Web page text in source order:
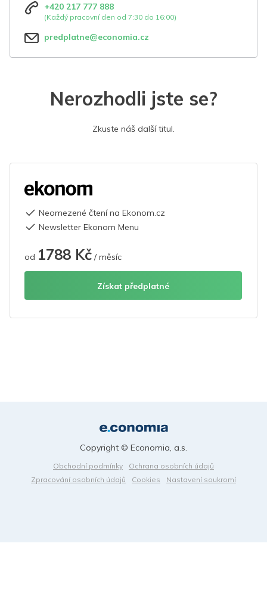
+420 217 777 888
(Každý pracovní den od 7:30 do 16:00)
predplatne@economia.cz
Nerozhodli jste se?
Zkuste náš další titul.
Neomezené čtení na Ekonom.cz
Newsletter Ekonom Menu
od 1788 Kč / měsíc
Získat předplatné
Obchodní podmínky
Ochrana osobních údajů
Zpracování osobních údajů
Cookies Nastavení soukromí
Copyright © Economia, a.s.